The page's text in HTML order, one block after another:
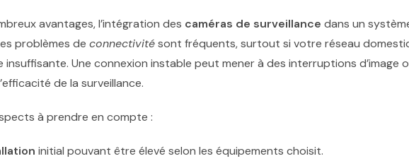
avantages, l’intégration des caméras de surveillance dans un
problèmes de connectivitésont fréquents, surtout si votre réseau
insuffisante. Une connexion instable peut mener à des interruptions d’image
de la surveillance.
à prendre en compte :
initial pouvant être élevé selon les équipements choisit.